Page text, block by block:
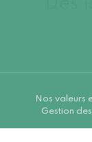
Nos valeurs
Gestion